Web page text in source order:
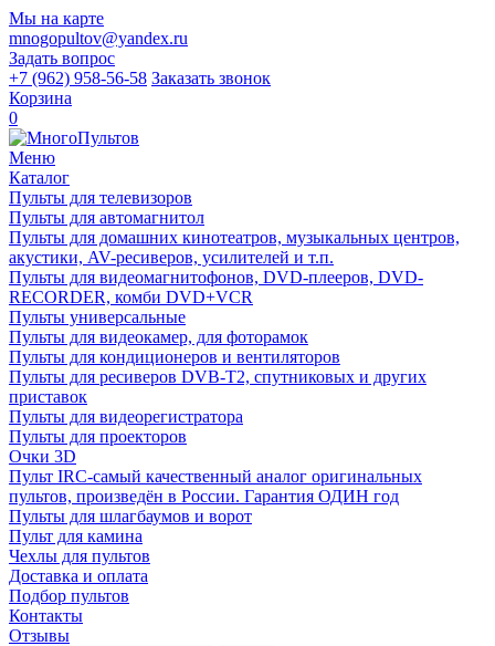
Мы на карте
mnogopultov@yandex.ru
Задать вопрос
+7 (962) 958-56-58 Заказать звонок
Корзина
0
Меню
Каталог
Пульты для телевизоров
Пульты для автомагнитол
Пульты для домашних кинотеатров, музыкальных центров,
акустики, AV-ресиверов, усилителей и т.п.
Пульты для видеомагнитофонов, DVD-плееров, DVD-
RECORDER, комби DVD+VCR
Пульты универсальные
Пульты для видеокамер, для фоторамок
Пульты для кондиционеров и вентиляторов
Пульты для ресиверов DVB-T2, спутниковых и других
приставок
Пульты для видеорегистратора
Пульты для проекторов
Очки 3D
Пульт IRC-самый качественный аналог оригинальных
пультов, произведён в России. Гарантия ОДИН год
Пульты для шлагбаумов и ворот
Пульт для камина
Чехлы для пультов
Доставка и оплата
Подбор пультов
Контакты
Отзывы